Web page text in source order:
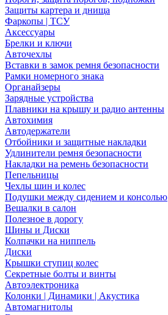
Защиты картера и днища
Фаркопы | ТСУ
Аксессуары
Брелки и ключи
Авточехлы
Вставки в замок ремня безопасности
Рамки номерного знака
Органайзеры
Зарядные устройства
Плавники на крышу и радио антенны
Автохимия
Автодержатели
Отбойники и защитные накладки
Удлинители ремня безопасности
Накладки на ремень безопасности
Пепельницы
Чехлы шин и колес
Подушки между сидением и консолью
Вешалки в салон
Полезное в дорогу
Шины и Диски
Колпачки на ниппель
Диски
Крышки ступиц колес
Секретные болты и винты
Автоэлектроника
Колонки | Динамики | Акустика
Автомагнитолы